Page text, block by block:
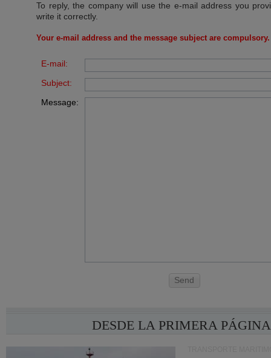
To reply, the company will use the e-mail address you
write it correctly.
Your e-mail address and the message subject are compulsory.
E-mail:
Subject:
Message:
Send
DESDE LA PRIMERA PÁGINA